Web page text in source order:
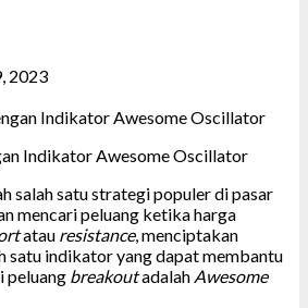
2023
Indikator Awesome Oscillator
salah satu strategi populer di pasar
mencari peluang ketika harga
atau resistance, menciptakan
satu indikator yang dapat membantu
peluang breakoutadalah Awesome